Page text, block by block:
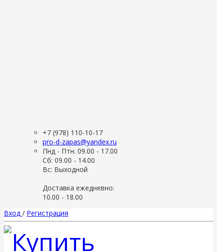
+7 (978) 110-10-17
pro-d-zapas@yandex.ru
Пнд - Птн: 09.00 - 17.00
Сб: 09.00 - 14.00
Вс: Выходной
Доставка ежедневно:
10.00 - 18.00
Вход / Регистрация